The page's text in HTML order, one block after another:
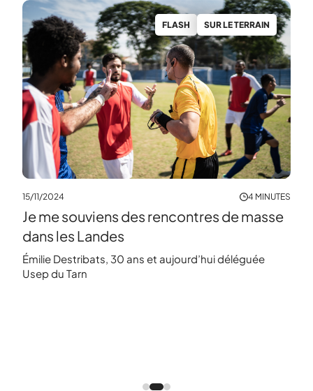
FLASH SUR LE TERRAIN
15/11/2024 4 MINUTES
Je me souviens des rencontres de masse
dans les Landes
​Émilie Destribats, 30 ans et aujourd’hui déléguée
Usep du Tarn